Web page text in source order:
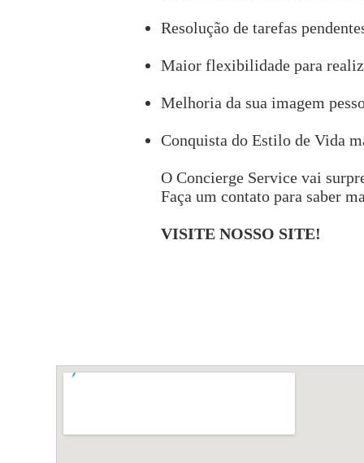
Resolução de tarefas
Maior flexibilidade para
Melhoria da sua imagem
Conquista do Estilo de Vida
O Concierge Service vai
Faça um contato para saber
VISITE NOSSO SITE!